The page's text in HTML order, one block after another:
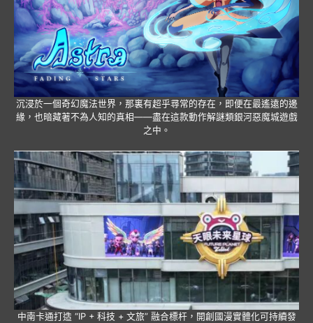
沉浸於一個奇幻魔法世界，那裏有超乎尋常的存在，即便在最遙遠的邊
緣，也暗藏著不為人知的真相——盡在這款動作解謎類銀河惡魔城遊戲
之中。
中南卡通打造 “IP + 科技 + 文旅” 融合標杆，開創國漫實體化可持續發